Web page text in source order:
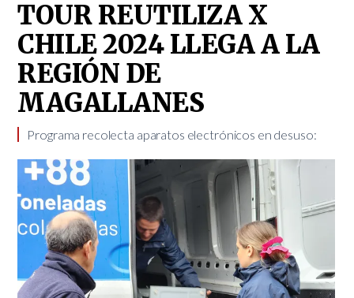
TOUR REUTILIZA X
CHILE 2024 LLEGA A LA
REGIÓN DE
MAGALLANES
​ Programa recolecta aparatos electrónicos en desuso: